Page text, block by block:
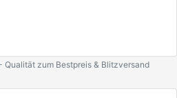
zum Bestpreis & Blitzversand